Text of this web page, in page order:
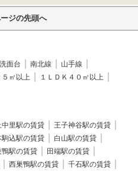
ジの先頭へ
面台 南北線
山手線
５㎡以上
１ＬＤＫ４０㎡以上
中里駅の賃貸
王子神谷駅の賃貸
駒込駅の賃貸
白山駅の賃貸
鴨駅の賃貸
田端駅の賃貸
西巣鴨駅の賃貸
千石駅の賃貸